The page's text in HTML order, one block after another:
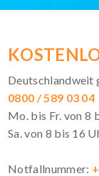
Deutschlandweit
0800 / 589 03 04
Mo. bis Fr. von 8
Sa. von 8 bis 16
Notfallnummer: